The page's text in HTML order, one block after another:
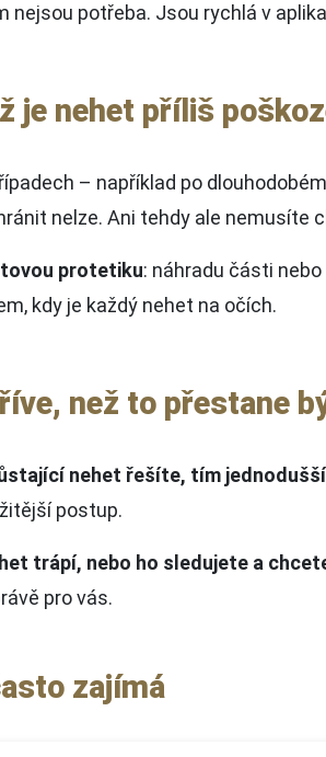
nejsou potřeba. Jsou rychlá v
je nehet příliš
– například po
nelze. Ani tehdy ale nemusíte
protetiku: náhradu části
kdy je každý nehet na očích.
než to přestane
nehet řešíte, tím
postup.
trápí, nebo ho sledujete a
pro vás.
zajímá